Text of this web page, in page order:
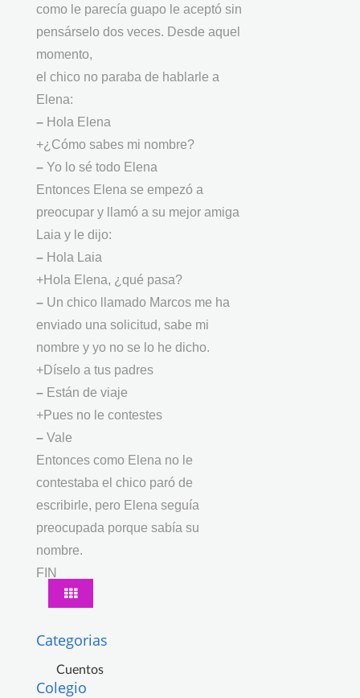
como le parecía guapo le aceptó sin
pensárselo dos veces. Desde aquel
momento,
el chico no paraba de hablarle a
Elena:
– Hola Elena
+¿Cómo sabes mi nombre?
– Yo lo sé todo Elena
Entonces Elena se empezó a
preocupar y llamó a su mejor amiga
Laia y le dijo:
– Hola Laia
+Hola Elena, ¿qué pasa?
– Un chico llamado Marcos me ha
enviado una solicitud, sabe mi
nombre y yo no se lo he dicho.
+Díselo a tus padres
– Están de viaje
+Pues no le contestes
– Vale
Entonces como Elena no le
contestaba el chico paró de
escribirle, pero Elena seguía
preocupada porque sabía su
nombre.
FIN
Categorias
Cuentos
Colegio